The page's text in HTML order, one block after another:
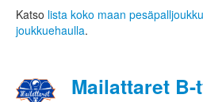
Katso lista koko maan
joukkuehaulla.
Mailattaret